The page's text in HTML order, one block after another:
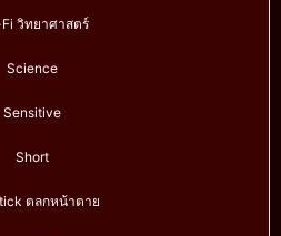
วิทยาศาสตร์
Science
Sensitive
Short
ตลกหน้าตาย